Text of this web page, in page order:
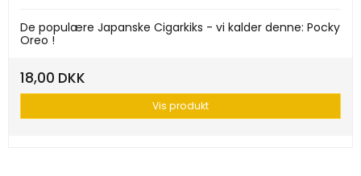
De populære Japanske Cigarkiks - vi kalder denne: Pocky
Oreo !
18,00 DKK
Vis produkt